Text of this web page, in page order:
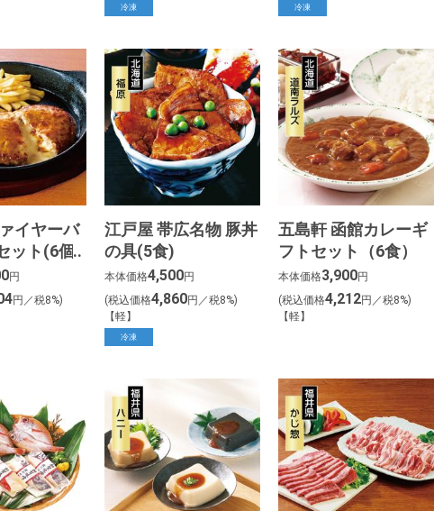
冷凍 冷凍
イヤーバ
ット(6個)
円
円／税8%)
江戸屋 帯広名物 豚丼
の具(5食)
本体価格4,500円
(税込価格4,860円／税8%)
【軽】
冷凍
五島軒 函館カレーギ
フトセット（6食）
本体価格3,900円
(税込価格4,212円／税8%)
【軽】